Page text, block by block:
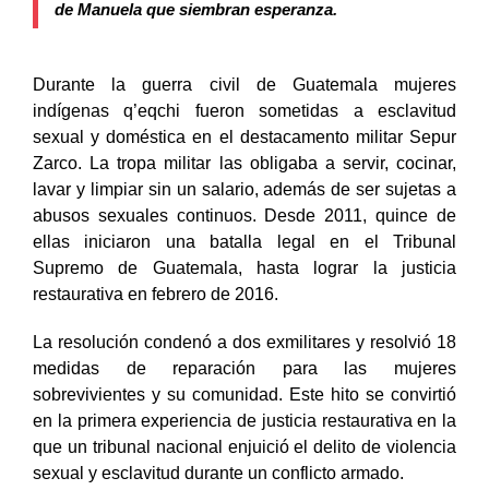
de Manuela que siembran esperanza.
Durante la guerra civil de Guatemala mujeres
indígenas q’eqchi fueron sometidas a esclavitud
sexual y doméstica en el destacamento militar Sepur
Zarco. La tropa militar las obligaba a servir, cocinar,
lavar y limpiar sin un salario, además de ser sujetas a
abusos sexuales continuos. Desde 2011, quince de
ellas iniciaron una batalla legal en el Tribunal
Supremo de Guatemala, hasta lograr la justicia
restaurativa en febrero de 2016.
La resolución condenó a dos exmilitares y resolvió 18
medidas de reparación para las mujeres
sobrevivientes y su comunidad. Este hito se convirtió
en la primera experiencia de justicia restaurativa en la
que un tribunal nacional enjuició el delito de violencia
sexual y esclavitud durante un conflicto armado.